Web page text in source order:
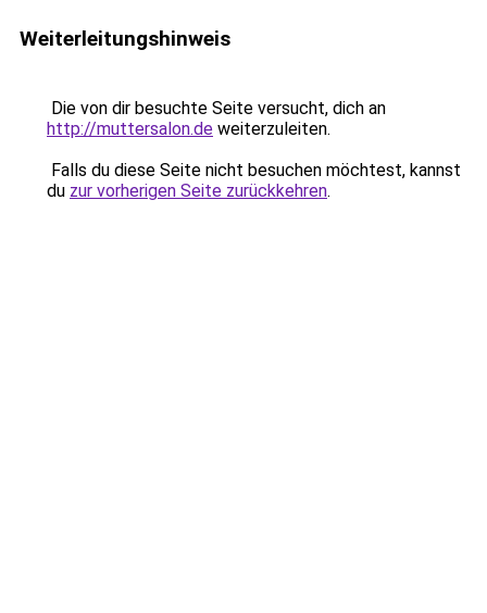
Weiterleitungshinweis
Die von dir besuchte Seite versucht, dich an
http://muttersalon.de weiterzuleiten.
Falls du diese Seite nicht besuchen möchtest, kannst
du zur vorherigen Seite zurückkehren.